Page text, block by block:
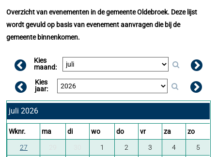
Overzicht van evenementen in de gemeente Oldebroek. Deze lijst
wordt gevuld op basis van evenement aanvragen die bij de
gemeente binnenkomen.
Kies
maand:
Kies
jaar:
juli 2026
Wknr. ma di wo do vr za zo
27 1 2 3 4 5